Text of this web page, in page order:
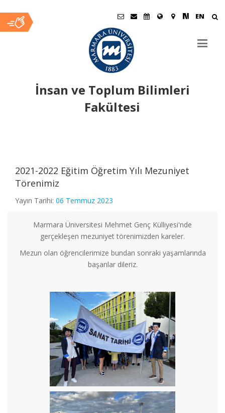
EN
İnsan ve Toplum Bilimleri
Fakültesi
İçerik2021-2022 Eğitim Öğretim Yılı Mezuniyet
Törenimiz
Yayın Tarihi: 06 Temmuz 2023
Marmara Üniversitesi Mehmet Genç Külliyesi'nde
gerçekleşen mezuniyet törenimizden kareler.
Mezun olan öğrencilerimize bundan sonraki yaşamlarında
başarılar dileriz.